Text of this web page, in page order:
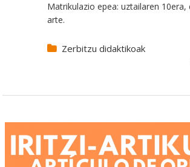
Matrikulazio epea: uztailaren 10era,
arte.
Zerbitzu didaktikoak